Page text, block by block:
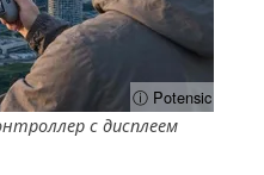
ⓘ Potensic
с дисплеем